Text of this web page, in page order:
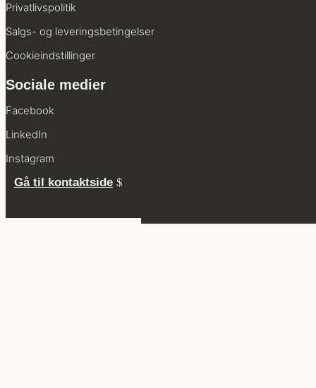
Privatlivs­politik
Salgs- og leverings­betingelser
Cookie­indstillinger
Sociale medier
Facebook
LinkedIn
Instagram
Gå til kontaktside